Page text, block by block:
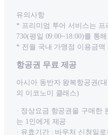
유의사항
* 프리미엄 투어 서비스는
730(평일 09:00~18:00)를 통
* 전월 국내 가맹점 이용금액
항공권 무료 제공
아시아 동반자 왕복항공권(
의 이코노미 클래스)
· 정상요금 항공권을 구매한
는 1인에게 제공
· 유효기간 : 바우처 신청일로